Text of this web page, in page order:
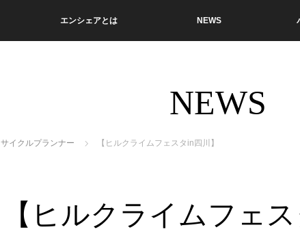
エンシェアとは NEWS
NEWS
サイクルプランナー 【ヒルクライムフェスタin四川】
【ヒルクライムフェス